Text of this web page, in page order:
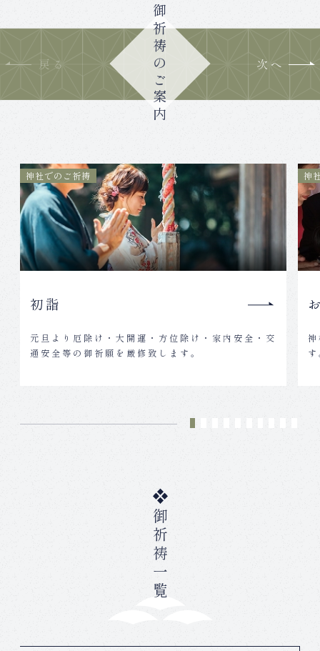
御祈祷のご案内
神社でのご祈祷
初詣
元旦より厄除け・大開運・方位除け・家内安全・交
通安全等の御祈願を厳修致します。
神
御祈祷一覧